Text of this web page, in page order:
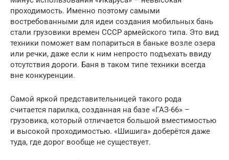
проходимость. Именно поэтому самыми
востребованными для идеи создания мобильных бань
стали грузовики времен СССР армейского типа. Это вид
техники поможет вам попариться в баньке возле озера
или речки, даже если к ним непросто подъехать ввиду
отсутствия дороги. Баня в таком типе техники всегда
вне конкуренции.
Самой яркой представительницей такого рода
считается парилка, созданная на базе «ГАЗ-66» –
грузовика, который отличается большой вместимостью
и высокой проходимостью. «Шишига» доберётся даже
туда, где дорог вообще не существует.